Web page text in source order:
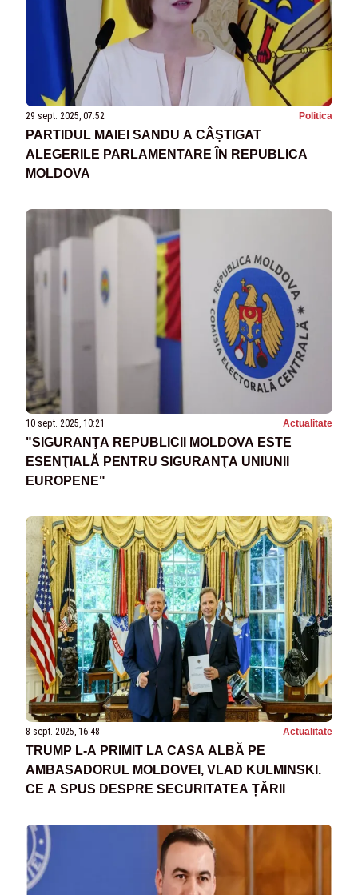
29 sept. 2025, 07:52 Politica
PARTIDUL MAIEI SANDU A CÂȘTIGAT
ALEGERILE PARLAMENTARE ÎN REPUBLICA
MOLDOVA
10 sept. 2025, 10:21 Actualitate
"SIGURANŢA REPUBLICII MOLDOVA ESTE
ESENŢIALĂ PENTRU SIGURANŢA UNIUNII
EUROPENE"
8 sept. 2025, 16:48 Actualitate
TRUMP L-A PRIMIT LA CASA ALBĂ PE
AMBASADORUL MOLDOVEI, VLAD KULMINSKI.
CE A SPUS DESPRE SECURITATEA ȚĂRII